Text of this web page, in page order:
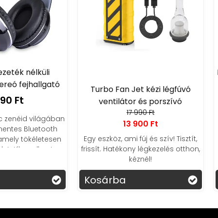
Fan Jet kézi légfúvó
és porszívó
13 900 Ft
ami fúj és szív! Tisztít,
Hatékony légkezelés otthon,
M19 BT headset /tok, LCD,
4 990 Ft
M19 TWS BT headset,
nagy LCD kijelzővel
Kosárba